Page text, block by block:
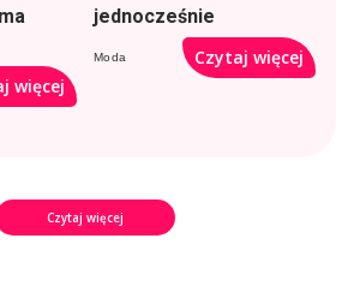
więcej
jednocześnie
Moda Czytaj więcej
Czytaj więcej